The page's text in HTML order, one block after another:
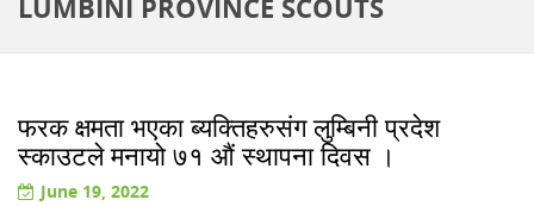
LUMBINI PROVINCE SCOUTS
फरक क्षमता भएका ब्यक्तिहरुसंग लुम्बिनी प्रदेश
स्काउटले मनायो ७१ औं स्थापना दिवस ।
June 19, 2022